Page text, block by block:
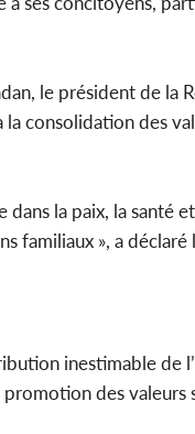
le président de la
consolidation des
la paix, la santé
», a déclaré
inestimable de
des